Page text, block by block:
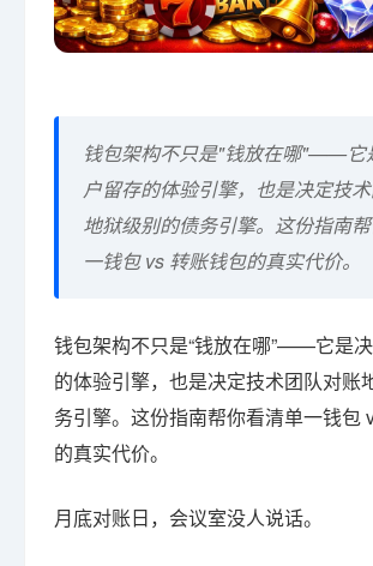
钱包架构不只是"钱放在哪"——它
户留存的体验引擎，也是决定技
地狱级别的债务引擎。这份指南
一钱包 vs 转账钱包的真实代价。
钱包架构不只是“钱放在哪”——它是
的体验引擎，也是决定技术团队对账
务引擎。这份指南帮你看清单一钱包
的真实代价。
月底对账日，会议室没人说话。